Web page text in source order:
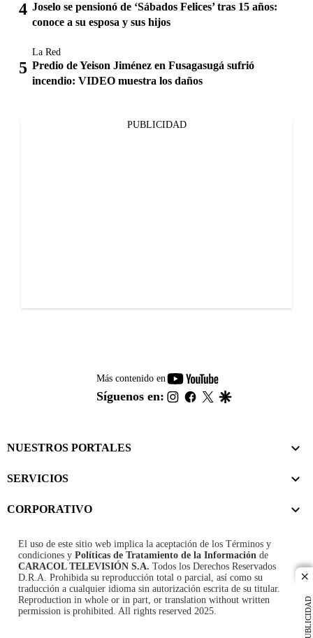
PUBLICIDAD
Joselo se pensionó de ‘Sábados Felices’ tras 15 años:
conoce a su esposa y sus hijos
La Red
Predio de Yeison Jiménez en Fusagasugá sufrió
incendio: VIDEO muestra los daños
PUBLICIDAD
Más contenido en
youtube-
footer
Síguenos en: instagram
facebook
twitter
NUESTROS PORTALES
SERVICIOS
CORPORATIVO
El uso de este sitio web implica la aceptación de los Términos y
condiciones y Políticas de Tratamiento de la Información de
CARACOL TELEVISIÓN S.A. Todos los Derechos Reservados
D.R.A. Prohibida su reproducción total o parcial, así como su
traducción a cualquier idioma sin autorización escrita de su titular.
Reproduction in whole or in part, or translation without written
permission is prohibited. All rights reserved 2025.